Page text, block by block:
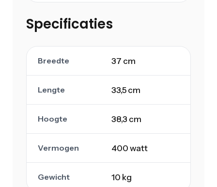
Specificaties
Breedte 37 cm
Lengte 33,5 cm
Hoogte 38,3 cm
Vermogen 400 watt
Gewicht 10 kg